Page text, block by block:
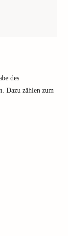
des
Dazu zählen zum